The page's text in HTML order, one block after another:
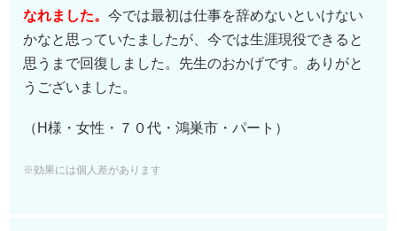
なれました。 今では最初は仕事を辞めないといけない
かなと思っていたましたが、今では生涯現役できると
思うまで回復しました。先生のおかげです。ありがと
うございました。
（H様・女性・７０代・鴻巣市・パート）
※効果には個人差があります